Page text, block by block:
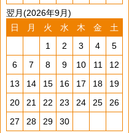
翌月(2026年9月)
日
月 火 水 木 金
土
1
2 3 4
5
6
7 8 9 10 11
12
13
14 15 16 17 18
19
20
21 22 23 24 25
26
27
28 29
30